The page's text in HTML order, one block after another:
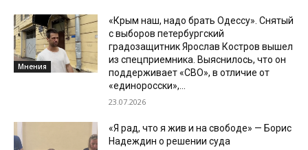
Мнения
«Крым наш, надо брать Одессу». Снятый
с выборов петербургский
градозащитник Ярослав Костров вышел
из спецприемника. Выяснилось, что он
поддерживает «СВО», в отличие от
«единоросски»,...
23.07.2026
«Я рад, что я жив и на свободе» — Борис
Надеждин о решении суда